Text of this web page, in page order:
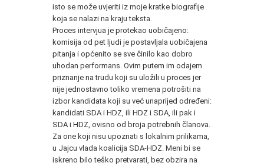
isto se može uvjeriti iz moje kratke biografije
koja se nalazi na kraju teksta.
Proces intervjua je protekao uobičajeno:
komisija od pet ljudi je postavljala uobičajena
pitanja i općenito se sve činilo kao dobro
uhodan performans. Ovim putem im odajem
priznanje na trudu koji su uložili u proces jer
nije jednostavno toliko vremena potrošiti na
izbor kandidata koji su već unaprijed određeni:
kandidati SDA i HDZ, ili HDZ i SDA, ili pak i
SDA i HDZ, ovisno od broja potrebnih članova.
Za one koji nisu upoznati s lokalnim prilikama,
u Jajcu vlada koalicija SDA-HDZ. Meni bi se
iskreno bilo teško pretvarati, bez obzira na